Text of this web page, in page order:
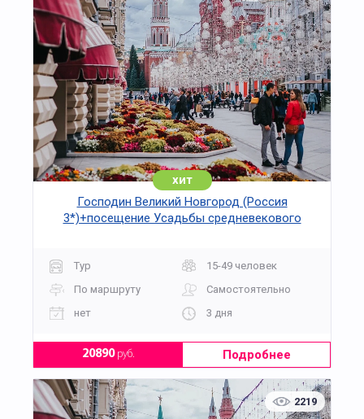
хит
Господин Великий Новгород (Россия
3*)+посещение Усадьбы средневекового
Тур
15-49 человек
По маршруту
Самостоятельно
нет
3 дня
20890руб. Подробнее
2219